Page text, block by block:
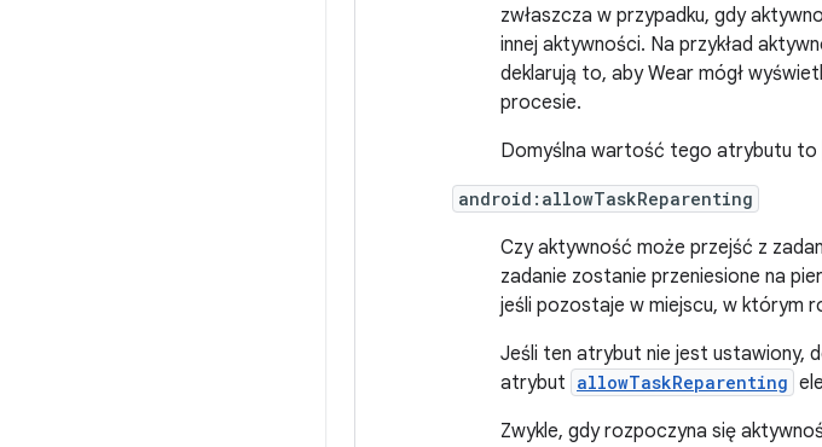
zwłaszcza w przypadku, gdy
innej aktywności. Na przykład
deklarują to, aby Wear mógł
procesie.
Domyślna wartość tego atrybutu to
android:allowTaskReparenting
Czy aktywność może przejść z
zadanie zostanie przeniesione na
jeśli pozostaje w miejscu, w którym
Jeśli ten atrybut nie jest ustawiony,
atrybut allowTaskReparenting
Zwykle, gdy rozpoczyna się